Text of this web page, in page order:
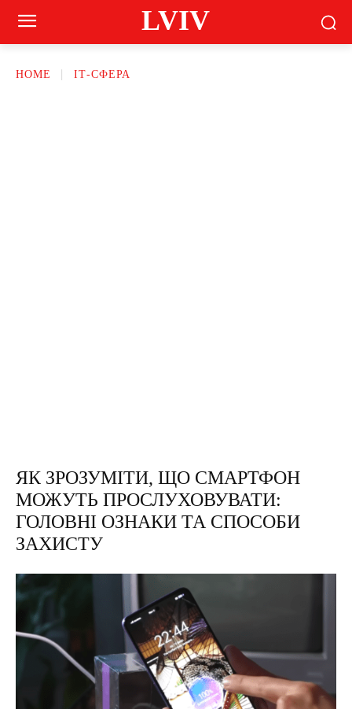
LVIV
HOME ІТ-СФЕРА
ЯК ЗРОЗУМІТИ, ЩО СМАРТФОН
МОЖУТЬ ПРОСЛУХОВУВАТИ:
ГОЛОВНІ ОЗНАКИ ТА СПОСОБИ
ЗАХИСТУ